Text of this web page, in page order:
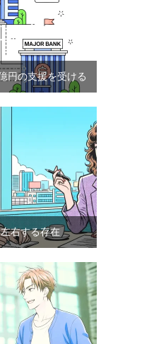
円の支援を受ける
右する存在